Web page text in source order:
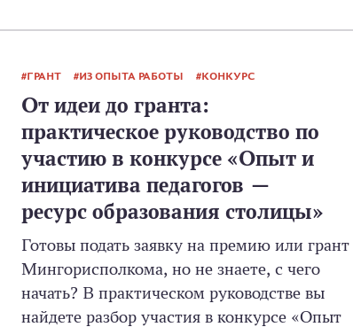
ГРАНТ ИЗ ОПЫТА РАБОТЫ КОНКУРС
От идеи до гранта:
практическое руководство по
участию в конкурсе «Опыт и
инициатива педагогов —
ресурс образования столицы»
Готовы подать заявку на премию или грант
Мингорисполкома, но не знаете, с чего
начать? В практическом руководстве вы
найдете разбор участия в конкурсе «Опыт